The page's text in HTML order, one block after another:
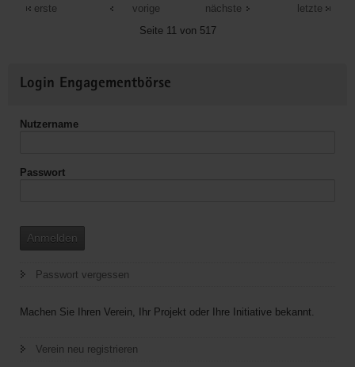
erste
vorige
Seite 11 von 517
nächste letzte
Informationen
Login Engagementbörse
Nutzername
Passwort
Anmelden
Passwort vergessen
Machen Sie Ihren Verein, Ihr Projekt oder Ihre Initiative bekannt.
Verein neu registrieren